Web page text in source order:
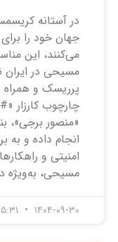
در آستانه
جهان خود را
می‌کنند، این
مسیحی در ایران
پرریسک و همراه
چارچوب کارزار
انجام داده و به
امنیتی و
مسیحی، به‌ویژه
۱۴۰۴-۰۹-۳۰